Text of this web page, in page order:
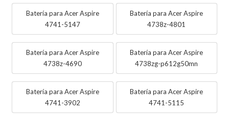
Batería para Acer Aspire
4741-5147
Batería para Acer Aspire
4738z-4801
Batería para Acer Aspire
4738z-4690
Batería para Acer Aspire
4738zg-p612g50mn
Batería para Acer Aspire
4741-3902
Batería para Acer Aspire
4741-5115